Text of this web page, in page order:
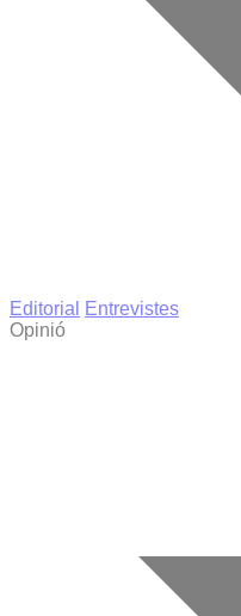
Editorial
Entrevistes
Opinió